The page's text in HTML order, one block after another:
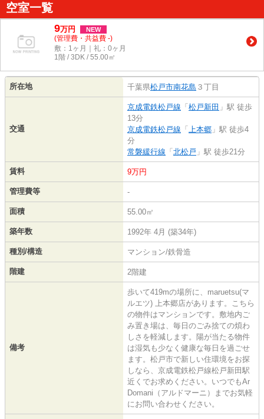
空室一覧
9万円 NEW
(管理費・共益費 -)
敷：1ヶ月｜礼：0ヶ月
1階 / 3DK / 55.00㎡
所在地 千葉県松戸市南花島 ３丁目
交通
京成電鉄松戸線 「 松戸新田 」駅 徒歩
13分
京成電鉄松戸線 「 上本郷 」駅 徒歩4
分
常磐緩行線 「 北松戸 」駅 徒歩21分
賃料 9万円
管理費等 -
面積 55.00㎡
築年数 1992年 4月 (築34年)
種別/構造 マンション/鉄骨造
階建 2階建
備考
歩いて419mの場所に、maruetsu(マ
ルエツ) 上本郷店があります。こちら
の物件はマンションです。敷地内ご
み置き場は、毎日のごみ捨ての煩わ
しさを軽減します。陽が当たる物件
は湿気も少なく健康な毎日を過ごせ
ます。松戸市で新しい住環境をお探
しなら、京成電鉄松戸線松戸新田駅
近くでお求めください。いつでもAr
Domani（アルドマーニ）までお気軽
にお問い合わせください。